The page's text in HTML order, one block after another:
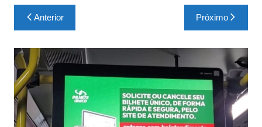
Navegação
de
Post
Anterior Próximo